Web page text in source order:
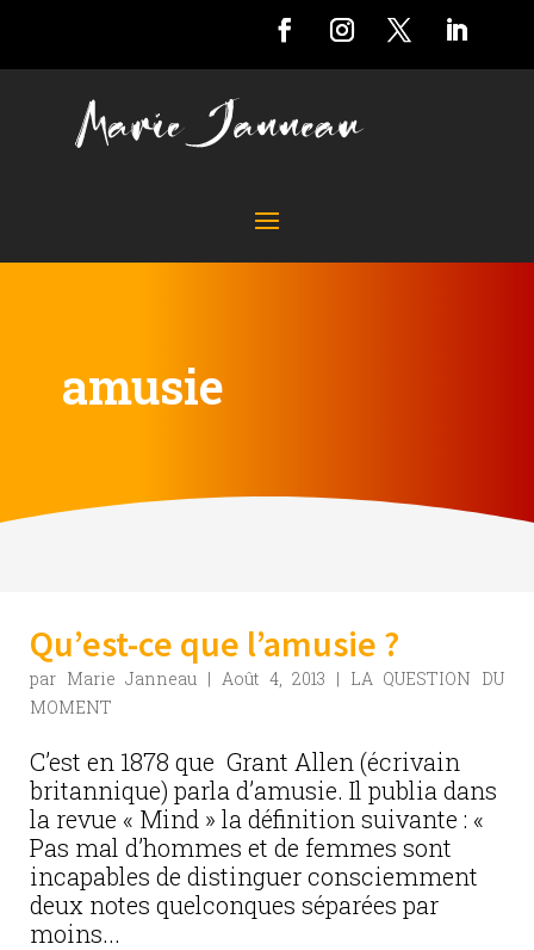
amusie
Qu’est-ce que l’amusie ?
par Marie Janneau | Août 4, 2013 | LA QUESTION DU
MOMENT
C’est en 1878 que Grant Allen (écrivain
britannique) parla d’amusie. Il publia dans
la revue « Mind » la définition suivante : «
Pas mal d’hommes et de femmes sont
incapables de distinguer consciemment
deux notes quelconques séparées par
moins...